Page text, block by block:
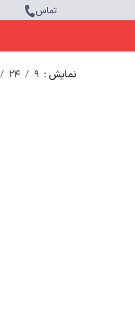
تماس
نمایش 9
24